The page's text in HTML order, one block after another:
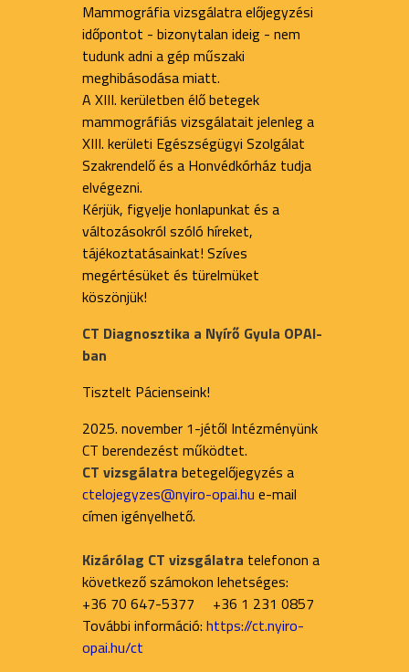
Mammográfia vizsgálatra előjegyzési
időpontot - bizonytalan ideig - nem
tudunk adni a gép műszaki
meghibásodása miatt.
A XIII. kerületben élő betegek
mammográfiás vizsgálatait jelenleg a
XIII. kerületi Egészségügyi Szolgálat
Szakrendelő és a Honvédkórház tudja
elvégezni.
Kérjük, figyelje honlapunkat és a
változásokról szóló híreket,
tájékoztatásainkat! Szíves
megértésüket és türelmüket
köszönjük!
CT Diagnosztika a Nyírő Gyula OPAI-
ban
Tisztelt Pácienseink!
2025. november 1-jétől Intézményünk
CT berendezést működtet.
CT vizsgálatra betegelőjegyzés a
ctelojegyzes@nyiro-opai.hu e-mail
címen igényelhető.
Kizárólag CT vizsgálatra telefonon a
következő számokon lehetséges:
+36 70 647-5377 +36 1 231 0857
További információ: https://ct.nyiro-
opai.hu/ct